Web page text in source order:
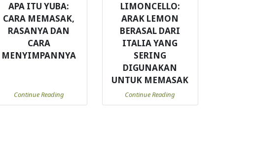
APA ITU YUBA:
CARA MEMASAK,
RASANYA DAN
CARA
MENYIMPANNYA
Continue Reading
LIMONCELLO:
ARAK LEMON
BERASAL DARI
ITALIA YANG
SERING
DIGUNAKAN
UNTUK MEMASAK
Continue Reading